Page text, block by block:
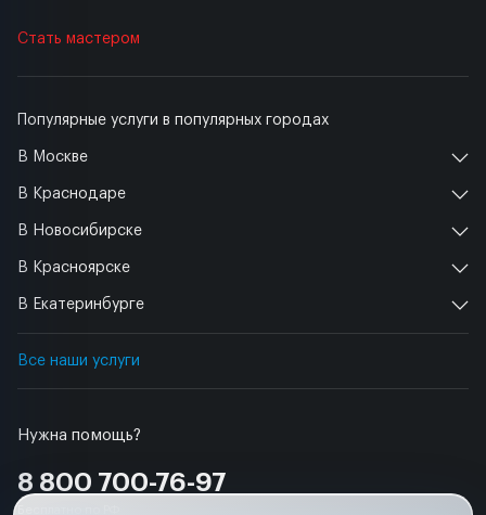
Нужна помощь?
8 800 700-76-97
Популярные услуги в популярных городах
В Москве
В Краснодаре
В Новосибирске
В Красноярске
В Екатеринбурге
Все наши услуги
Стать мастером